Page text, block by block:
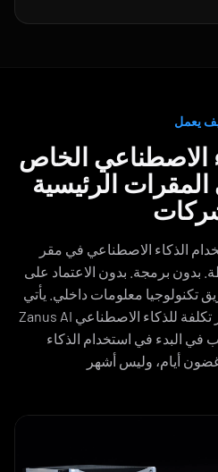
يعمل
الاصطناعي الخاص
الرئيسية
الذكاء الاصطناعي في مقر
برمجة. بدون الاعتماد على
تكنولوجيا معلومات داخلي. يأتي
Zanus AI مهيئًا مسبقًا — وهو الحل الأكثر تكلفة للذكاء الاصطناعي
في البدء في استخدام الذكاء